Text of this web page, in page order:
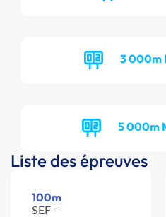
3 000m
5 000m
Liste des épreuves
100m
SEF -